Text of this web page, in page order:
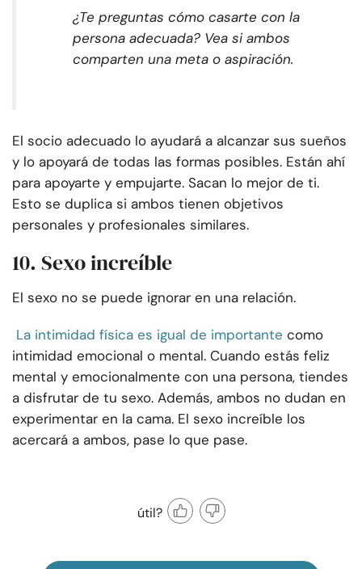
¿Te preguntas cómo casarte con la
persona adecuada? Vea si ambos
comparten una meta o aspiración.
El socio adecuado lo ayudará a alcanzar sus sueños
y lo apoyará de todas las formas posibles. Están ahí
para apoyarte y empujarte. Sacan lo mejor de ti.
Esto se duplica si ambos tienen objetivos
personales y profesionales similares.
10. Sexo increíble
El sexo no se puede ignorar en una relación.
La intimidad física es igual de importante como
intimidad emocional o mental. Cuando estás feliz
mental y emocionalmente con una persona, tiendes
a disfrutar de tu sexo. Además, ambos no dudan en
experimentar en la cama. El sexo increíble los
acercará a ambos, pase lo que pase.
útil?